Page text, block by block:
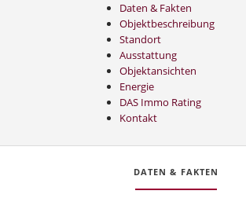
Daten & Fakten
Objektbeschreibung
Standort
Ausstattung
Objektansichten
Energie
DAS Immo Rating
Kontakt
DATEN & FAKTEN